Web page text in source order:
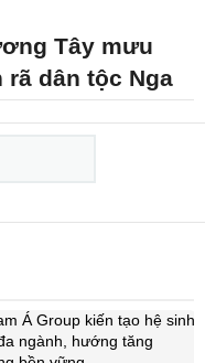
Tây mưu
rã dân tộc Nga